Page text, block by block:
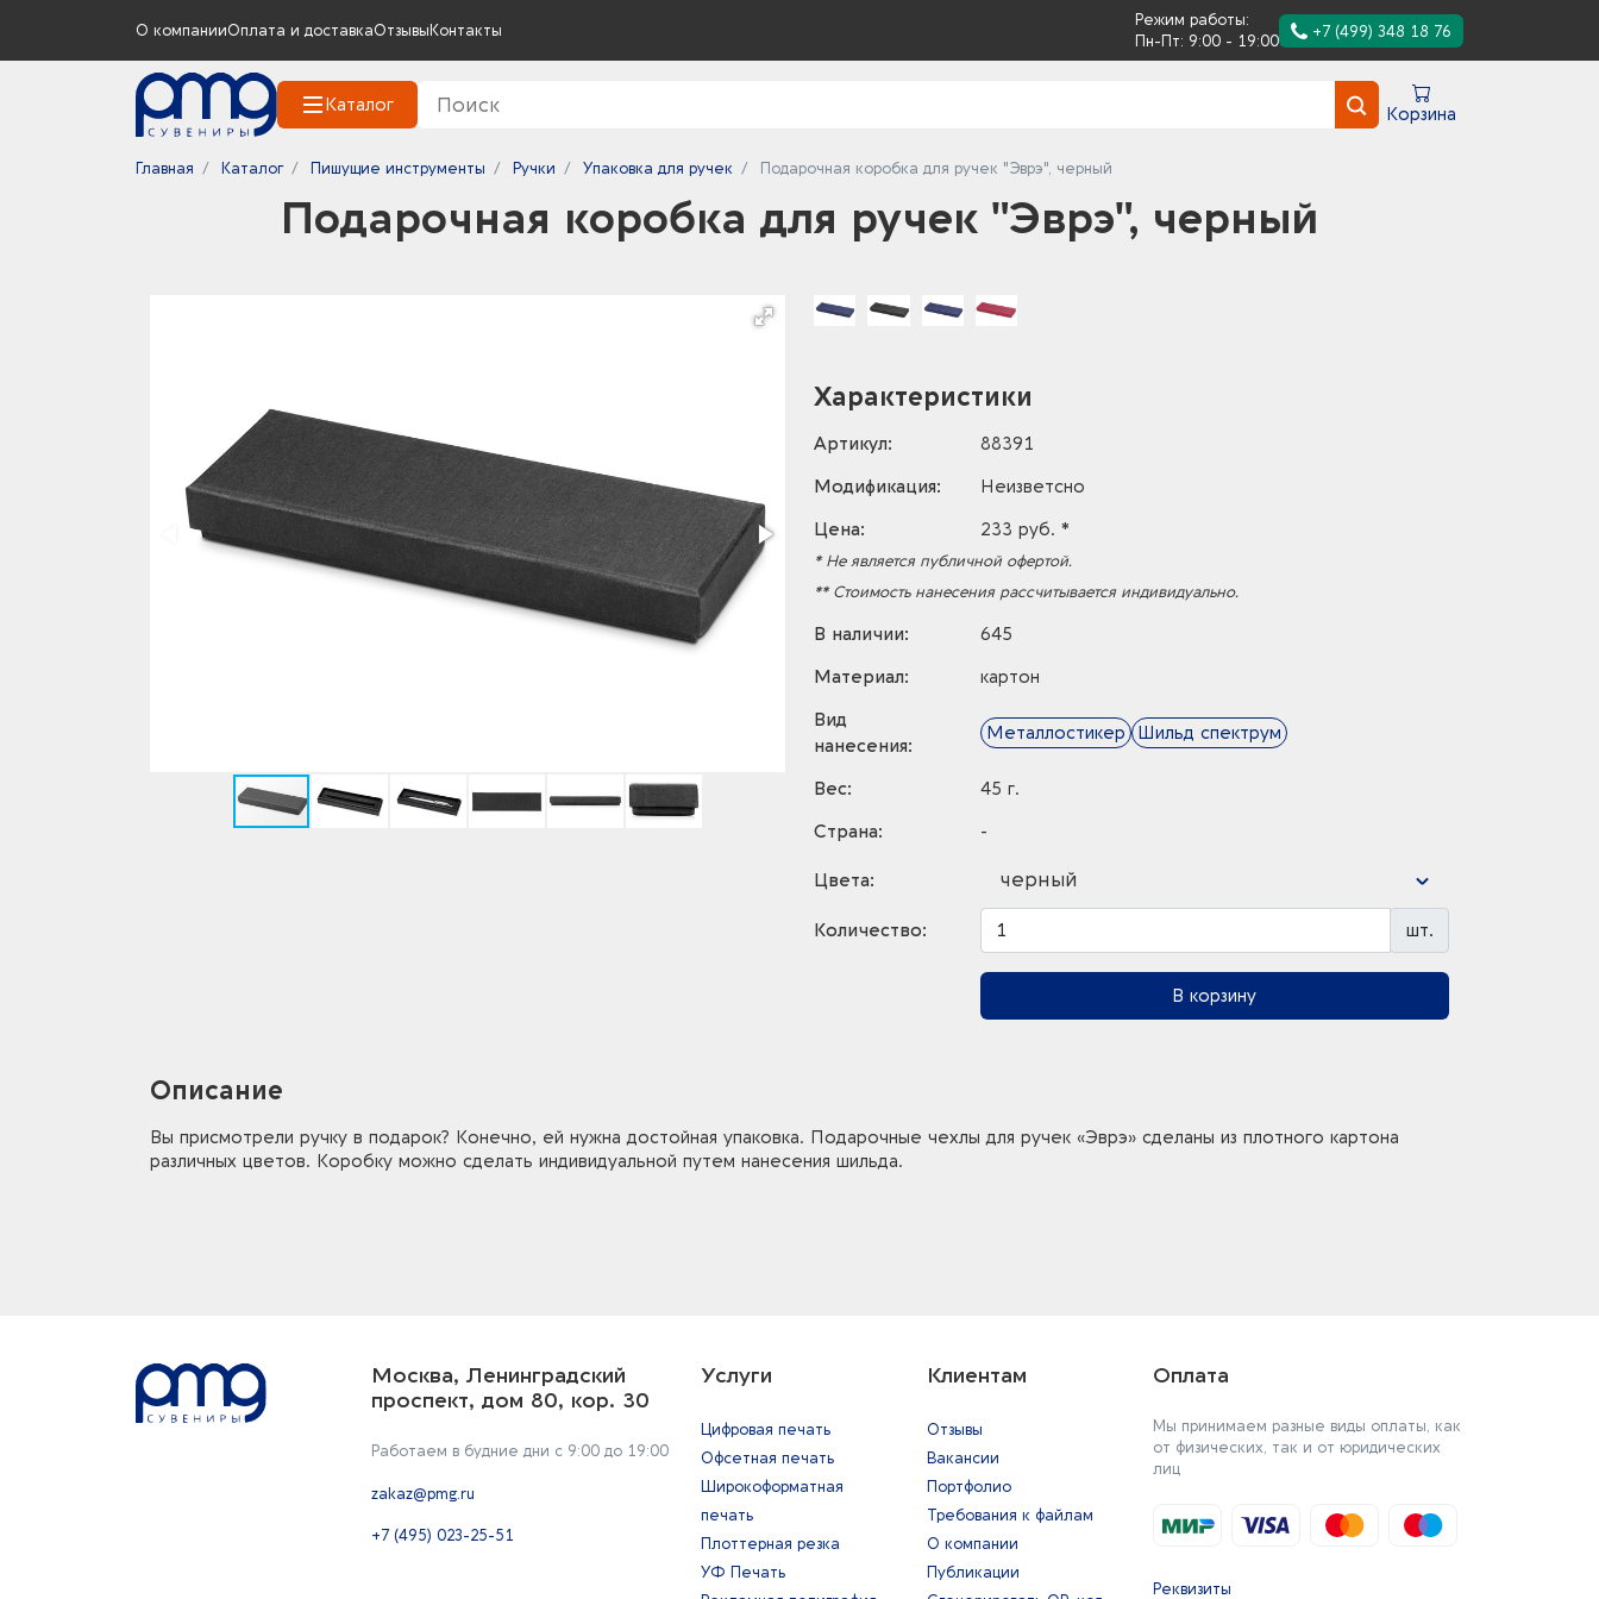
О компанииОплата и доставкаОтзывы Контакты
Режим работы:
Пн-Пт: 9:00 - 19:00
+7 (499) 348 18 76
Каталог Корзина
Главная Каталог Пишущие инструменты Ручки Упаковка для ручек Подарочная коробка для ручек "Эврэ", черный
Подарочная коробка для ручек "Эврэ", черный
Характеристики
Артикул:
88391
Модификация:
Неизветсно
Цена:
233 руб. *
* Не является публичной офертой.
** Стоимость нанесения рассчитывается индивидуально.
В наличии:
645
Материал:
картон
Вид
нанесения:
Металлостикер Шильд спектрум
Вес:
45 г.
Страна:
-
Цвета: черный
Количество: шт.
В корзину
Описание
Вы присмотрели ручку в подарок? Конечно, ей нужна достойная упаковка. Подарочные чехлы для ручек «Эврэ» сделаны из плотного картона
различных цветов. Коробку можно сделать индивидуальной путем нанесения шильда.
Москва, Ленинградский
проспект, дом 80, кор. 30
Работаем в будние дни с 9:00 до 19:00
zakaz@pmg.ru
+7 (495) 023-25-51
Услуги
Цифровая печать
Офсетная печать
Широкоформатная
печать
Плоттерная резка
УФ Печать
Клиентам
Отзывы
Вакансии
Портфолио
Требования к файлам
О компании
Публикации
Оплата
Мы принимаем разные виды оплаты, как
от физических, так и от юридических
лиц
Реквизиты